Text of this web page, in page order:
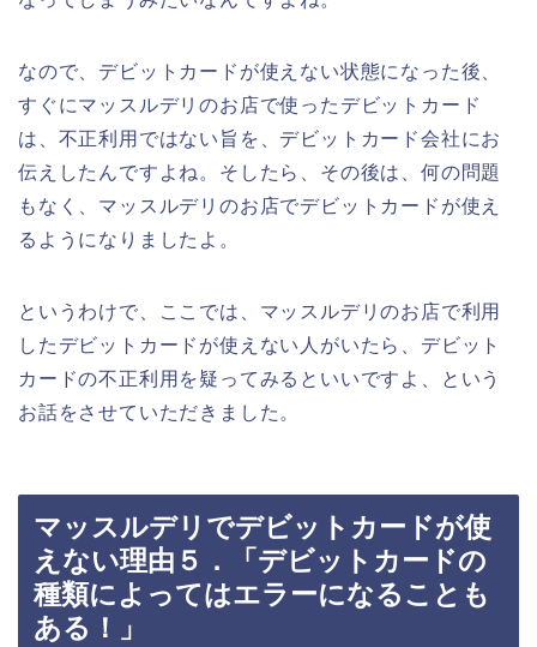
なので、デビットカードが使えない状態になった後、
すぐにマッスルデリのお店で使ったデビットカード
は、不正利用ではない旨を、デビットカード会社にお
伝えしたんですよね。そしたら、その後は、何の問題
もなく、マッスルデリのお店でデビットカードが使え
るようになりましたよ。
というわけで、ここでは、マッスルデリのお店で利用
したデビットカードが使えない人がいたら、デビット
カードの不正利用を疑ってみるといいですよ、という
お話をさせていただきました。
マッスルデリでデビットカードが使
えない理由５．「デビットカードの
種類によってはエラーになることも
ある！」